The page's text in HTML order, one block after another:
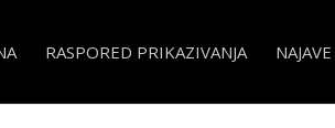
RASPORED PRIKAZIVANJA NAJAVE